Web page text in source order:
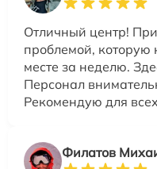
Отличный центр!
проблемой, которую
месте за неделю.
Персонал
Рекомендую для
Филатов